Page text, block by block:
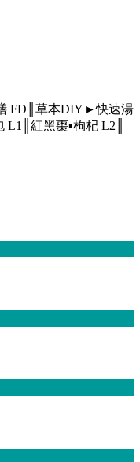
FD║草本DIY►快速湯
L1║紅黑棗▪枸杞 L2║